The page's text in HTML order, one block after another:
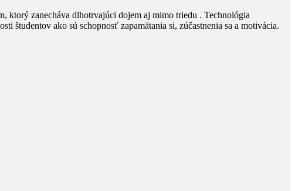
ktorý zanecháva dlhotrvajúci dojem aj mimo triedu . Technológia
študentov ako sú schopnosť zapamätania si, zúčastnenia sa a motivácia.